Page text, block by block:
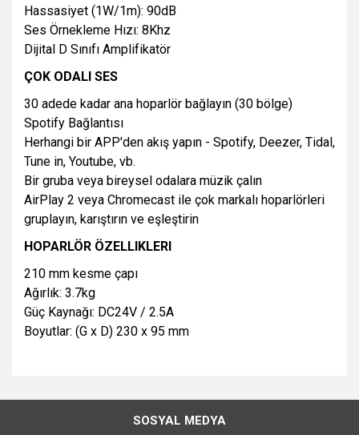
Hassasiyet (1W/1m): 90dB
Ses Örnekleme Hızı: 8Khz
Dijital D Sınıfı Amplifikatör
ÇOK ODALI SES
30 adede kadar ana hoparlör bağlayın (30 bölge)
Spotify Bağlantısı
Herhangi bir APP'den akış yapın - Spotify, Deezer, Tidal,
Tune in, Youtube, vb.
Bir gruba veya bireysel odalara müzik çalın
AirPlay 2 veya Chromecast ile çok markalı hoparlörleri
gruplayın, karıştırın ve eşleştirin
HOPARLÖR ÖZELLIKLERI
210 mm kesme çapı
Ağırlık: 3.7kg
Güç Kaynağı: DC24V / 2.5A
Boyutlar: (G x D) 230 x 95 mm
konularda yetersiz gördüğünüz noktaları öneri formunu
kullanarak tarafımıza iletebilirsiniz.
Görüş ve önerileriniz için teşekkür ederiz.
SOSYAL MEDYA